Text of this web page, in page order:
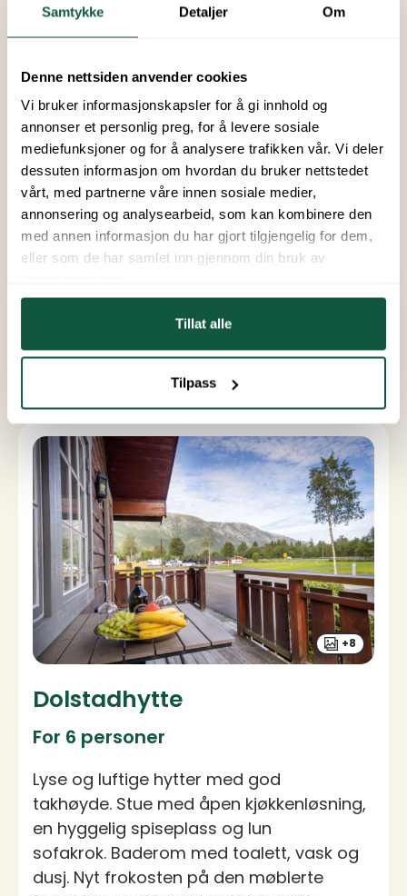
Samtykke Detaljer Om
Denne nettsiden anvender cookies
Vi bruker informasjonskapsler for å gi innhold og
annonser et personlig preg, for å levere sosiale
mediefunksjoner og for å analysere trafikken vår. Vi deler
dessuten informasjon om hvordan du bruker nettstedet
vårt, med partnerne våre innen sosiale medier,
annonsering og analysearbeid, som kan kombinere den
med annen informasjon du har gjort tilgjengelig for dem,
eller som de har samlet inn gjennom din bruk av
Tillat alle
Tilpass
Fasiliteter
Kjæledyr tillatt
Dusj
Toalett
Oppvaskmaskin
Kjøleskap
Fryser
Steketopp
Kjøkkenutstyr
TV WiFi for surfing
Ankomst og avreise
Søk og bestill
+8
Dolstadhytte
For 6 personer
Lyse og luftige hytter med god
takhøyde. Stue med åpen kjøkkenløsning,
en hyggelig spiseplass og lun
sofakrok. Baderom med toalett, vask og
dusj. Nyt frokosten på den møblerte